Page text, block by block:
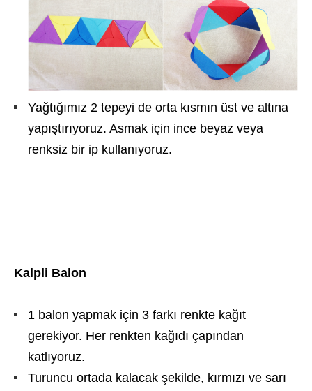
Yağtığımız 2 tepeyi de orta kısmın üst ve altına
yapıştırıyoruz. Asmak için ince beyaz veya
renksiz bir ip kullanıyoruz.
Kalpli Balon
1 balon yapmak için 3 farkı renkte kağıt
gerekiyor. Her renkten kağıdı çapından
katlıyoruz.
Turuncu ortada kalacak şekilde, kırmızı ve sarı